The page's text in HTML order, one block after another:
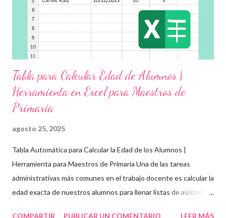
maltrato, acoso escolar y abuso infantil Desarrollar habilidades
como la empatía, la comunicación y el autocuidado Aplicar ...
Tabla para Calcular Edad de Alumnos |
Herramienta en Excel para Maestros de
Primaria
agosto 25, 2025
Tabla Automática para Calcular la Edad de los Alumnos |
Herramienta para Maestros de Primaria Una de las tareas
administrativas más comunes en el trabajo docente es calcular la
edad exacta de nuestros alumnos para llenar listas de asistencia
COMPARTIR PUBLICAR UN COMENTARIO LEER MÁS